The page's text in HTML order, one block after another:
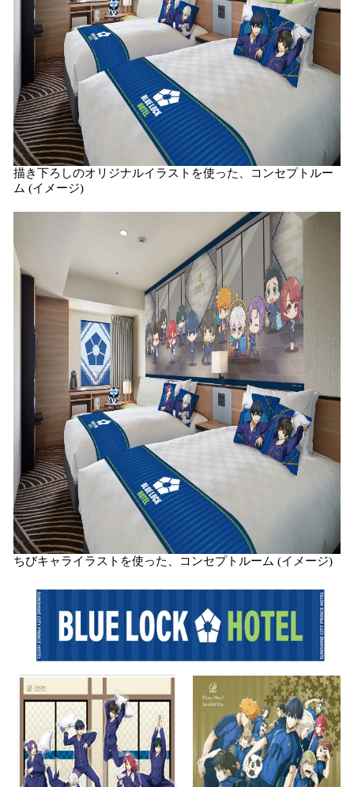
描き下ろしのオリジナルイラストを使った、コンセプトルー
ム (イメージ)
ちびキャライラストを使った、コンセプトルーム (イメージ)